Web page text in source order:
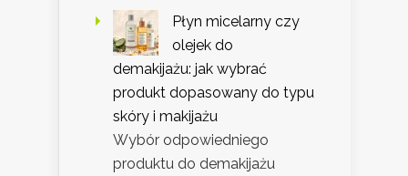
Płyn micelarny czy
olejek do
demakijażu: jak wybrać
produkt dopasowany do typu
skóry i makijażu
Wybór odpowiedniego
produktu do demakijażu